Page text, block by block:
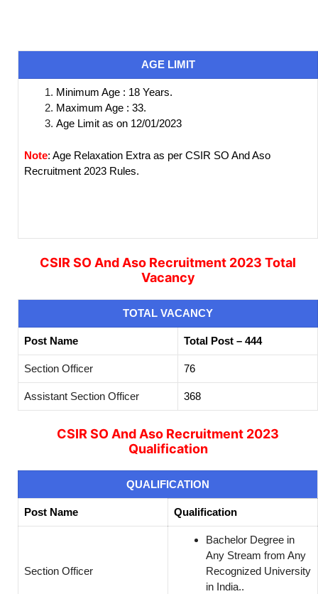
AGE LIMIT
Minimum Age : 18 Years.
Maximum Age : 33.
Age Limit as on 12/01/2023
Note: Age Relaxation Extra as per CSIR SO And Aso
Recruitment 2023 Rules.
CSIR SO And Aso Recruitment 2023 Total
Vacancy
TOTAL VACANCY
Post Name Total Post – 444
Section Officer 76
Assistant Section Officer 368
CSIR SO And Aso Recruitment 2023
Qualification
QUALIFICATION
Post Name Qualification
Section Officer
Bachelor Degree in
Any Stream from Any
Recognized University
in India..